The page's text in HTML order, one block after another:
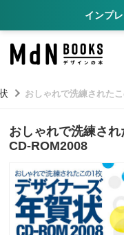
インプ
おしゃれで洗練された
おしゃれで洗練さ
CD-ROM2008